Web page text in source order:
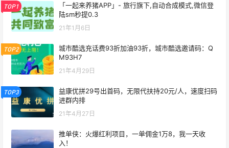
TOP1
「一起来养猪APP」- 旅行旗下,自动合成模式,微信登
陆sm秒提0.3
21年1月6日
TOP2
城市酷选充话费93折加油93折，城市酷选邀请码：Q
M93H7
21年4月29日
TOP3
益康优拼29号出首码，无限代扶持20元/人，速度扫码
进群内排
21年4月27日
推单侠：火爆红利项目，一单佣金1万8，我一天收
入！